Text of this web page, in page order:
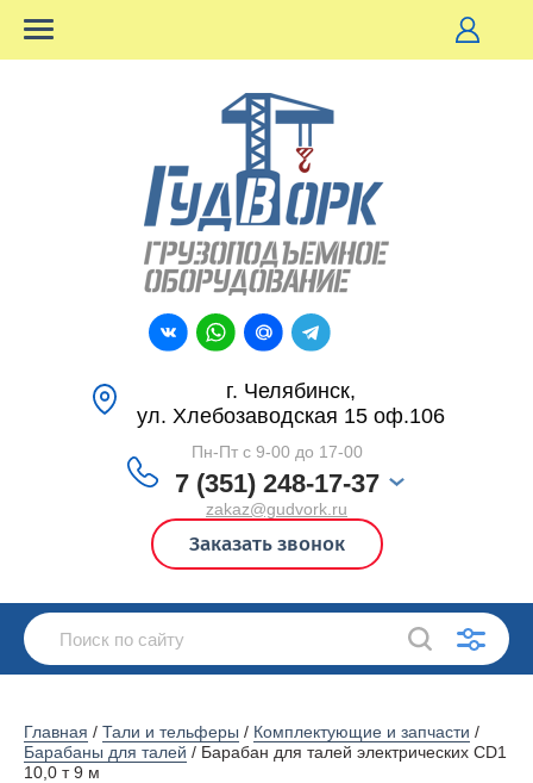
г. Челябинск,
ул. Хлебозаводская 15 оф.106
Пн-Пт с 9-00 до 17-00
7 (351) 248-17-37
zakaz@gudvork.ru
Заказать звонок
Главная / Тали и тельферы / Комплектующие и запчасти
Барабаны для талей / Барабан для талей электрических CD1
10,0 т 9 м